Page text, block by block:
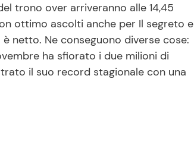
trono over arriveranno alle 14,45
ottimo ascolti anche per Il segreto e
netto. Ne conseguono diverse cose:
ha sfiorato i due milioni di
il suo record stagionale con una